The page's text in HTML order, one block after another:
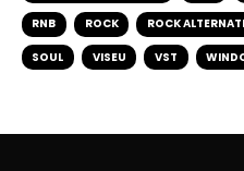
RNB ROCK ROCK
SOUL VISEU VST